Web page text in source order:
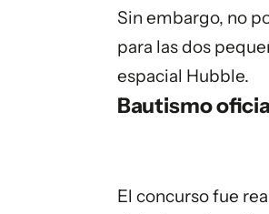
Sin embargo, no
para las dos
espacial Hubble.
Bautismo
El concurso fue